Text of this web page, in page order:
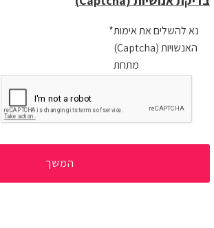
נא להשלים את אימות
האנשויות (Captcha)
מתחת
המשך